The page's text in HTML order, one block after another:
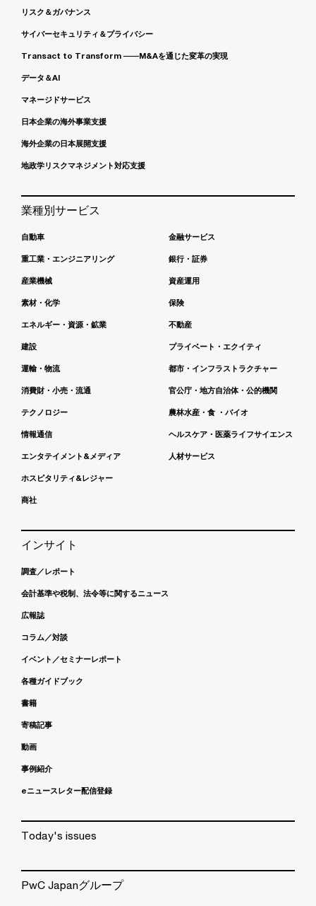
リスク＆ガバナンス
サイバーセキュリティ＆プライバシー
Transact to Transform ――M&Aを通じた変革の実現
データ＆AI
マネージドサービス
日本企業の海外事業支援
海外企業の日本展開支援
地政学リスクマネジメント対応支援
業種別サービス
自動車
重工業・エンジニアリング
産業機械
素材・化学
エネルギー・資源・鉱業
建設
運輸・物流
消費財・小売・流通
テクノロジー
情報通信
エンタテイメント&メディア
ホスピタリティ&レジャー
商社
金融サービス
銀行・証券
資産運用
保険
不動産
プライベート・エクイティ
都市・インフラストラクチャー
官公庁・地方自治体・公的機関
農林水産・食 ・バイオ
ヘルスケア・医薬ライフサイエンス
人材サービス
インサイト
調査／レポート
会計基準や税制、法令等に関するニュース
広報誌
コラム／対談
イベント／セミナーレポート
各種ガイドブック
書籍
寄稿記事
動画
事例紹介
eニュースレター配信登録
Today's issues
PwC Japanグループ